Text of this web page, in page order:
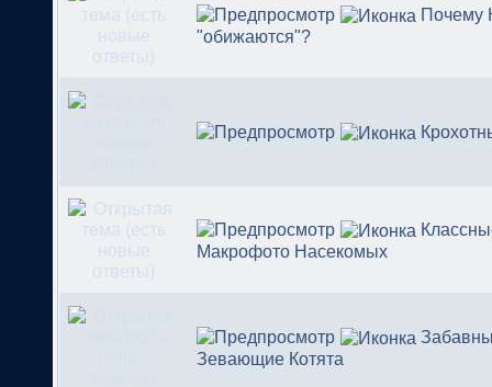
Почему
"обижаются"?
Макрофото Насекомых
Зевающие Котята